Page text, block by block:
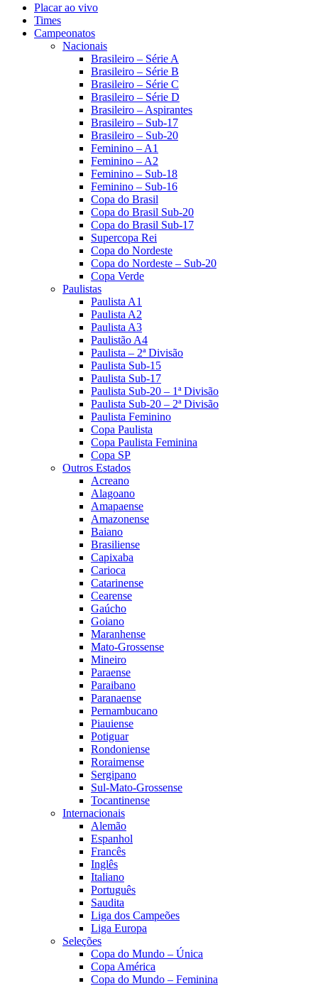
Placar ao vivo
Times
Campeonatos
Nacionais
Brasileiro – Série A
Brasileiro – Série B
Brasileiro – Série C
Brasileiro – Série D
Brasileiro – Aspirantes
Brasileiro – Sub-17
Brasileiro – Sub-20
Feminino – A1
Feminino – A2
Feminino – Sub-18
Feminino – Sub-16
Copa do Brasil
Copa do Brasil Sub-20
Copa do Brasil Sub-17
Supercopa Rei
Copa do Nordeste
Copa do Nordeste – Sub-20
Copa Verde
Paulistas
Paulista A1
Paulista A2
Paulista A3
Paulistão A4
Paulista – 2ª Divisão
Paulista Sub-15
Paulista Sub-17
Paulista Sub-20 – 1ª Divisão
Paulista Sub-20 – 2ª Divisão
Paulista Feminino
Copa Paulista
Copa Paulista Feminina
Copa SP
Outros Estados
Acreano
Alagoano
Amapaense
Amazonense
Baiano
Brasiliense
Capixaba
Carioca
Catarinense
Cearense
Gaúcho
Goiano
Maranhense
Mato-Grossense
Mineiro
Paraense
Paraibano
Paranaense
Pernambucano
Piauiense
Potiguar
Rondoniense
Roraimense
Sergipano
Sul-Mato-Grossense
Tocantinense
Internacionais
Alemão
Espanhol
Francês
Inglês
Italiano
Português
Saudita
Liga dos Campeões
Liga Europa
Seleções
Copa do Mundo – Única
Copa América
Copa do Mundo – Feminina